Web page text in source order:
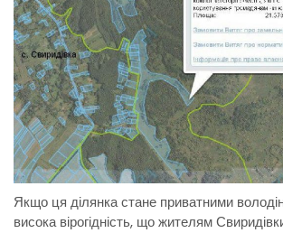
Якщо ця ділянка стане приватними
висока вірогідність, що жителям